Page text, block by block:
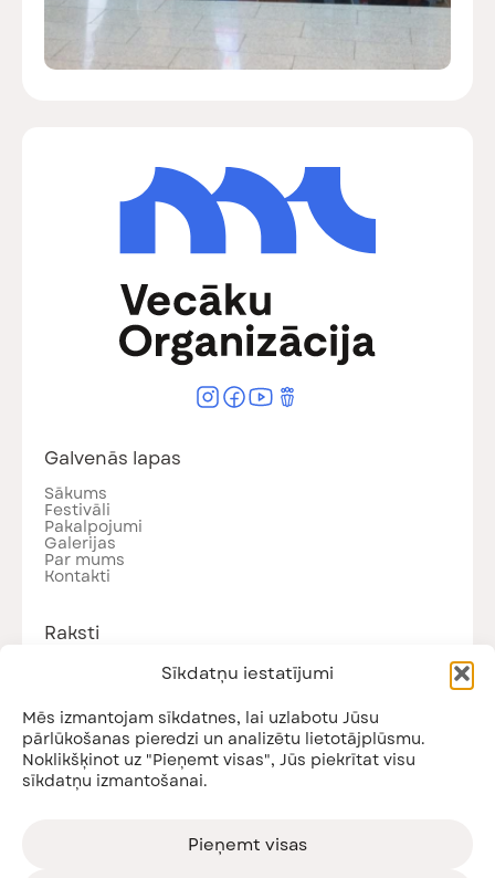
Sīkdatņu iestatījumi
Mēs izmantojam sīkdatnes, lai uzlabotu Jūsu
pārlūkošanas pieredzi un analizētu lietotājplūsmu.
Noklikšķinot uz "Pieņemt visas", Jūs piekrītat visu
sīkdatņu izmantošanai.
Pieņemt visas
Galvenās lapas
Sākums
Festivāli
Pakalpojumi
Galerijas
Par mums
Kontakti
Raksti
Nodarbības
Piesakies jaunumiem!
un citiem jaunumiem!